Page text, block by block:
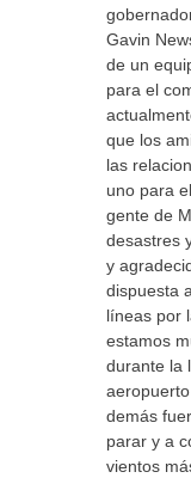
Gavin
de un
para el
que los
las
uno para
gente de
desastres
y
dispuesta
líneas por
estamos
durante la
demás
parar y a
vientos